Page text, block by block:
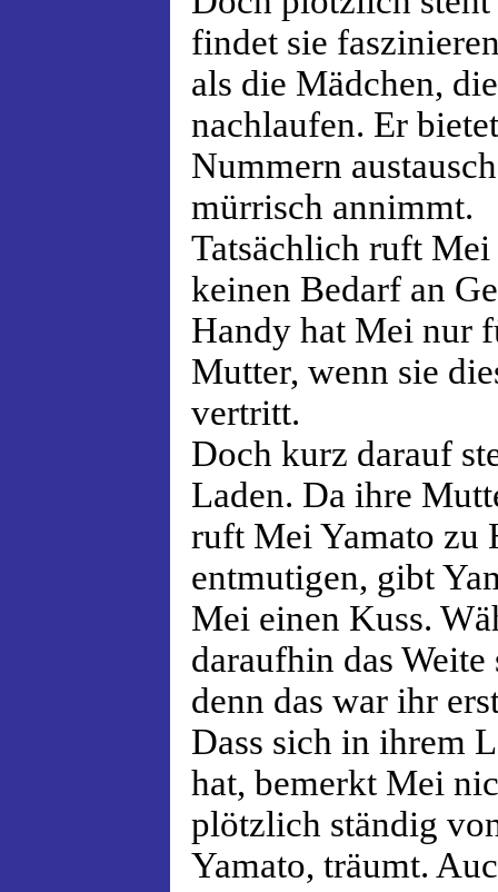
findet sie
als die Mädchen,
nachlaufen. Er
Nummern
mürrisch annimmt.
Tatsächlich ruft Mei
keinen Bedarf an
Handy hat Mei nur
Mutter, wenn sie
vertritt.
Doch kurz darauf
Laden. Da ihre
ruft Mei Yamato zu
entmutigen, gibt
Mei einen Kuss.
daraufhin das
denn das war ihr
Dass sich in ihrem
hat, bemerkt Mei
plötzlich ständig
Yamato, träumt.